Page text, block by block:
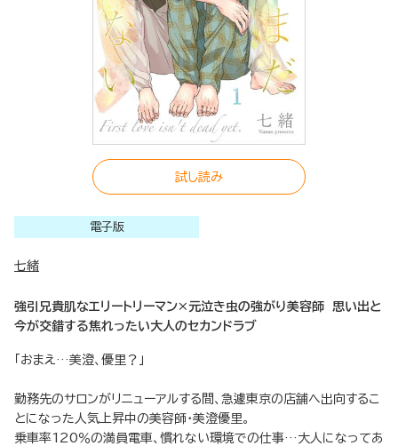
試し読み
電子版
七緒
強引兄貴肌なエリートリーマン×元泣き虫の強がり美容師 思い出と
今が交錯する焦れったい大人のセカンドラブ
「おまえ…美澄、優里？」
勤務先のサロンがリニューアルする間、急遽東京の店舗へ出向するこ
とになった人気上昇中の美容師・美澄優里。
乗車率120％の満員電車、慣れない環境での仕事…大人になってあ